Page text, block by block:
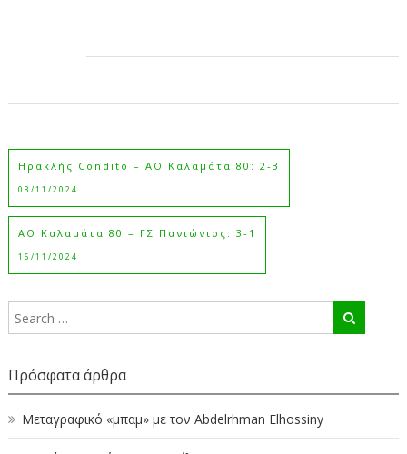
Ηρακλής Condito – ΑΟ Καλαμάτα 80: 2-3
03/11/2024
ΑΟ Καλαμάτα 80 – ΓΣ Πανιώνιος: 3-1
16/11/2024
Πρόσφατα άρθρα
Μεταγραφικό «μπαμ» με τον Abdelrhman Elhossiny